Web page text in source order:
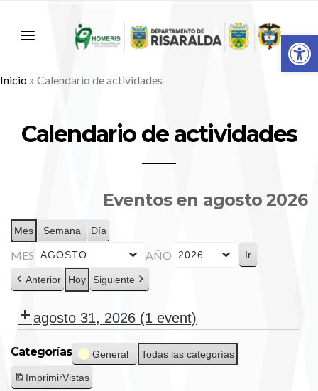
Inicio » Calendario de actividades
Calendario de actividades
Eventos en agosto 2026
Mes Semana Día
MES AÑO
Anterior Hoy Siguiente
agosto 31, 2026 (1 event)
de
HOMERIS!
Categorías General Todas las categorías
ImprimirVistas